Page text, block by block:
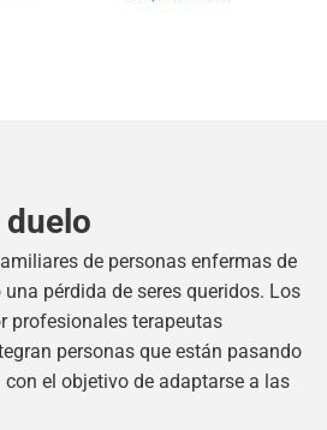
duelo
de personas enfermas de
pérdida de seres queridos. Los
profesionales terapeutas
personas que están pasando
el objetivo de adaptarse a las